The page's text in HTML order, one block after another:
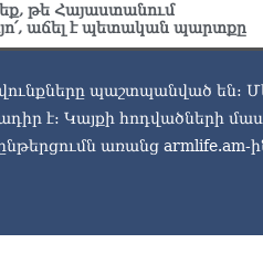
թե Հայաստանում
աճել է պետական պարտքը
պաշտպանված են:
է: Կայքի հոդվածների
առանց armlife.am-